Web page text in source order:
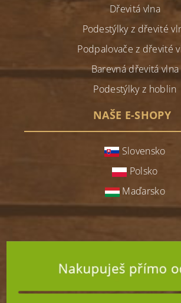
Dřevitá vlna
Podestýlky z dřevité
Podpalovače z dřevité
Barevná dřevitá vlna
Podestýlky z hoblin
NAŠE E-SHOPY
Slovensko
Polsko
Maďarsko